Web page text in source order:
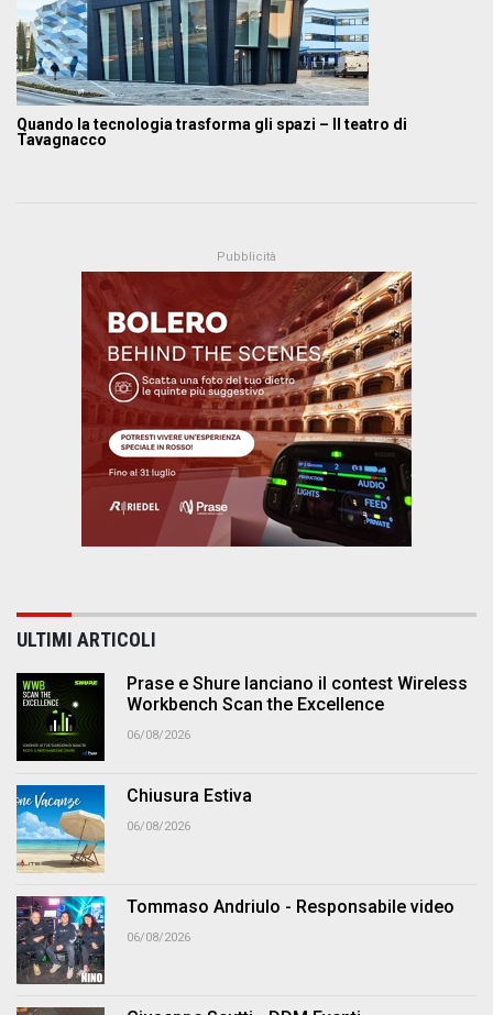
Quando la tecnologia trasforma gli spazi – Il teatro di
Tavagnacco
ULTIMI ARTICOLI
Prase e Shure lanciano il contest Wireless
Workbench Scan the Excellence
06/08/2026
Chiusura Estiva
06/08/2026
Tommaso Andriulo - Responsabile video
06/08/2026